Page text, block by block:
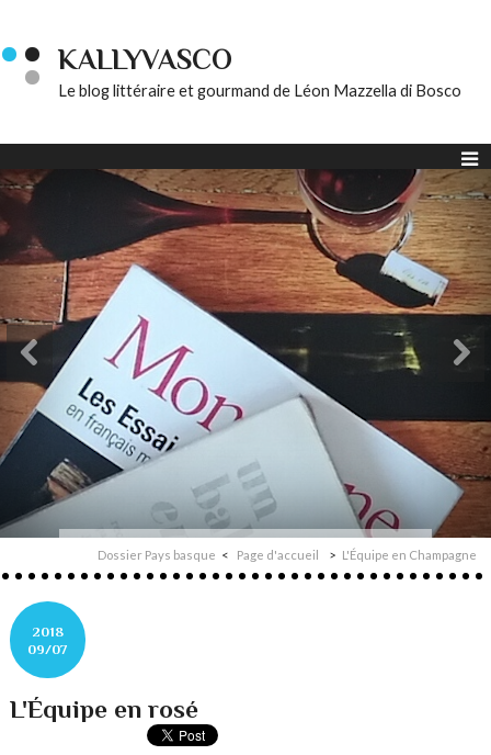
KALLYVASCO
Le blog littéraire et gourmand de Léon Mazzella di Bosco
Dossier Pays basque Page d'accueil L'Équipe en Champagne
2018
09/07
L'Équipe en rosé